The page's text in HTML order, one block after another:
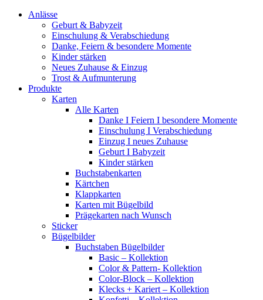
Anlässe
Geburt & Babyzeit
Einschulung & Verabschiedung
Danke, Feiern & besondere Momente
Kinder stärken
Neues Zuhause & Einzug
Trost & Aufmunterung
Produkte
Karten
Alle Karten
Danke I Feiern I besondere Momente
Einschulung I Verabschiedung
Einzug I neues Zuhause
Geburt I Babyzeit
Kinder stärken
Buchstabenkarten
Kärtchen
Klappkarten
Karten mit Bügelbild
Prägekarten nach Wunsch
Sticker
Bügelbilder
Buchstaben Bügelbilder
Basic – Kollektion
Color & Pattern- Kollektion
Color-Block – Kollektion
Klecks + Kariert – Kollektion